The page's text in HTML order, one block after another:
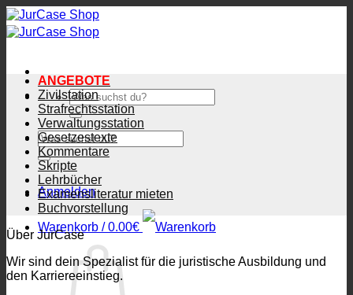
Zum
Inhalt
springen
Suchen
nach:
Suchen
nach:
Anmelden
Warenkorb /0.00€
ANGEBOTE
Zivilstation
Strafrechtsstation
Verwaltungsstation
Gesetzestexte
Kommentare
Skripte
Lehrbücher
Examensliteratur mieten
Buchvorstellung
Über JurCase
Wir sind dein Spezialist für die juristische Ausbildung und
den Karriereeinstieg.